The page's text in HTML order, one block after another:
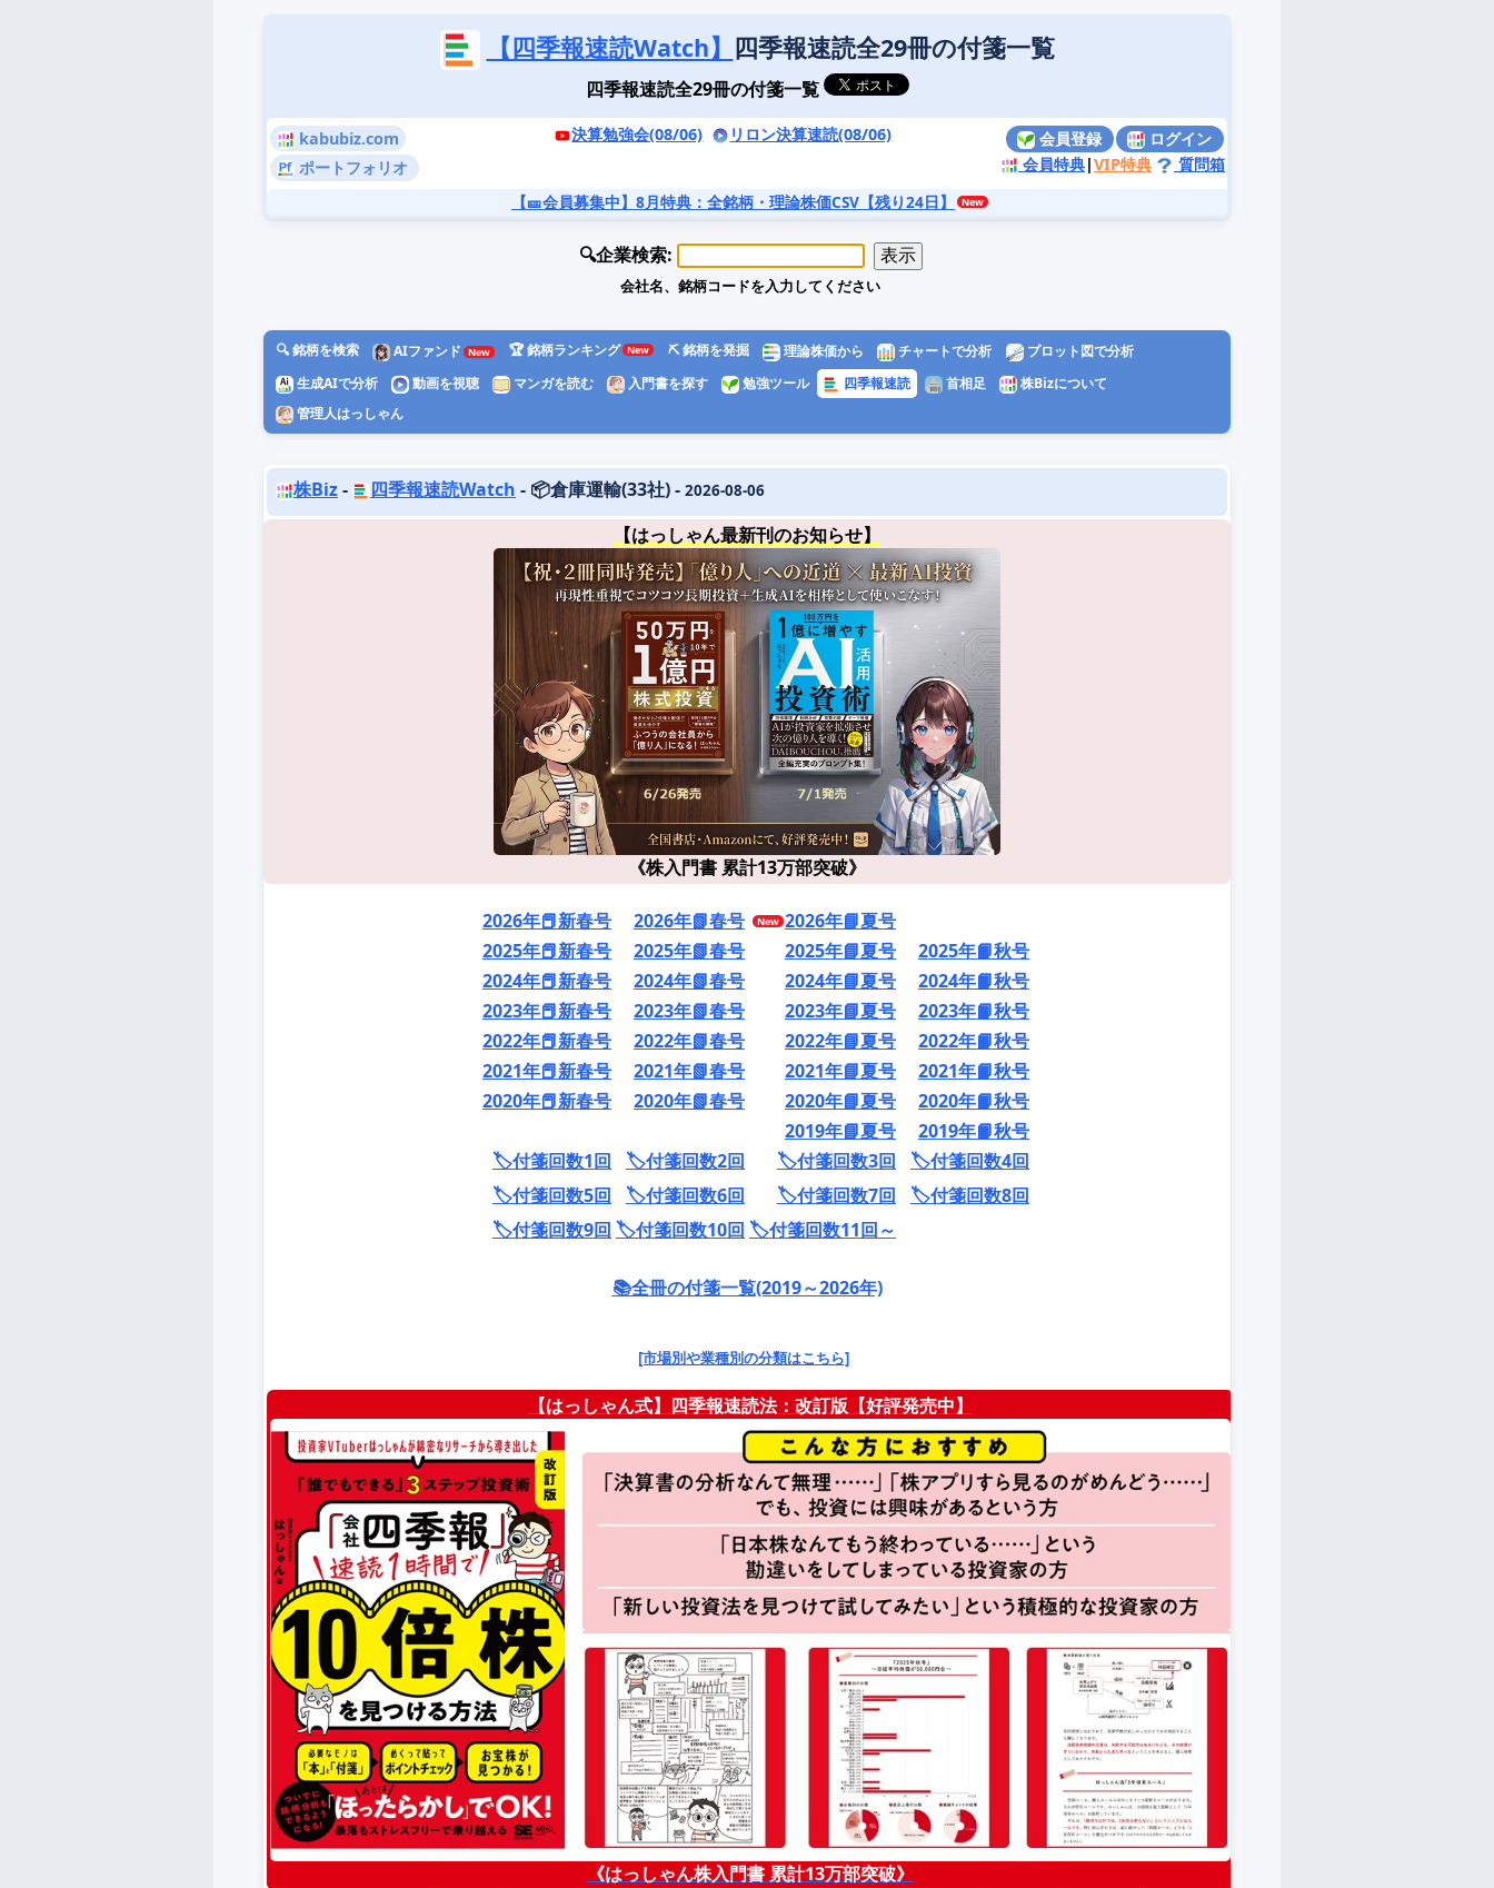
【四季報速読Watch】 四季報速読全29冊の付箋一覧
四季報速読全29冊の付箋一覧
kabubiz.com
ポートフォリオ
会員登録
ログイン
会員特典|VIP特典 質問箱
決算勉強会(08/06) リロン決算速読(08/06)
【🎫会員募集中】8月特典 ：全銘柄・理論株価CSV【残り24日】
🔍企業検索:
会社名、銘柄コードを入力してください
🔍 銘柄を検索 AIファンド 🏆 銘柄ランキング ⛏️ 銘柄を発掘 理論株価から チャートで分析
プロット図で分析
生成AIで分析
動画を視聴 マンガを読む 入門書を探す 勉強ツール 四季報速読 首相足
株Bizについて
管理人はっしゃん
株Biz- 四季報速読Watch - 📦倉庫運輸(33社) - 2026-08-06
【はっしゃん最新刊のお知らせ】
《株入門書 累計13万部突破》
2026年📕新春号 2026年📗春号
2026年📘夏号
2025年📕新春号
2025年📗春号 2025年📘夏号
2025年📙秋号
2024年📕新春号
2024年📗春号 2024年📘夏号
2024年📙秋号
2023年📕新春号
2023年📗春号 2023年📘夏号
2023年📙秋号
2022年📕新春号
2022年📗春号 2022年📘夏号
2022年📙秋号
2021年📕新春号
2021年📗春号 2021年📘夏号
2021年📙秋号
2020年📕新春号
2020年📗春号 2020年📘夏号
2020年📙秋号
2019年📘夏号
2019年📙秋号
🏷️付箋回数1回
🏷️付箋回数2回 🏷️付箋回数3回
🏷️付箋回数4回
🏷️付箋回数5回
🏷️付箋回数6回 🏷️付箋回数7回
🏷️付箋回数8回
🏷️付箋回数9回 🏷️付箋回数10回 🏷️付箋回数11回～
📚全冊の付箋一覧(2019～2026年)
[市場別や業種別の分類はこちら]
【はっしゃん式】四季報速読法：改訂版【好評発売中】
《はっしゃん株入門書 累計13万部突破》